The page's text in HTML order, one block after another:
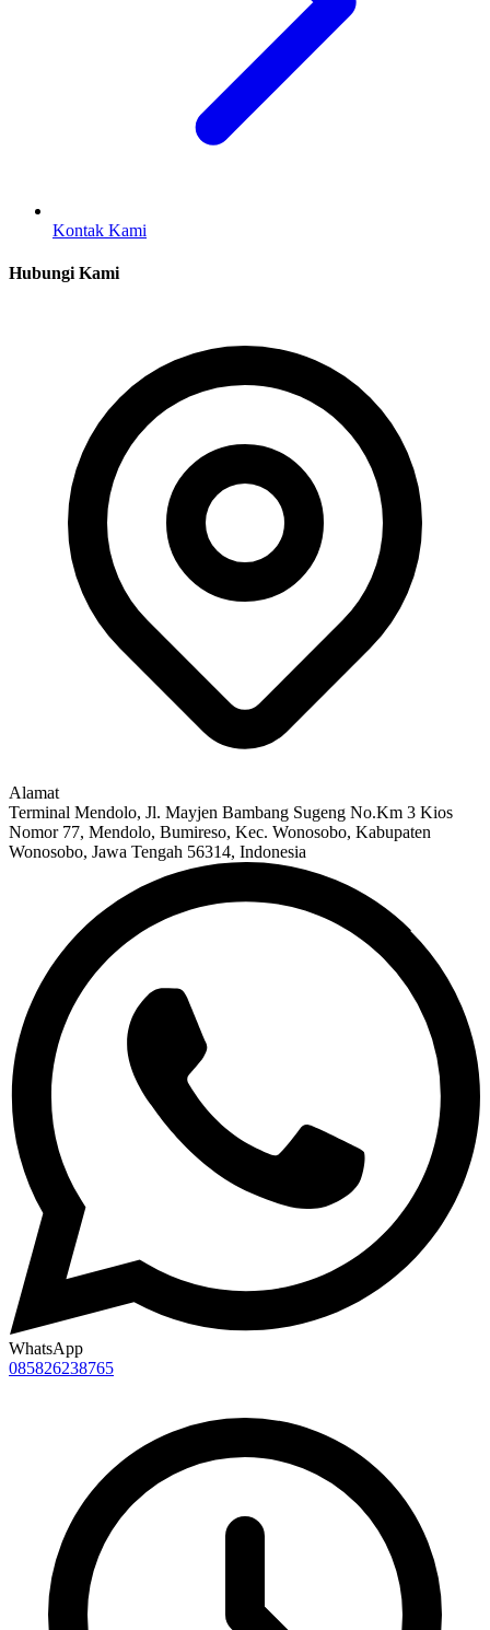
Kontak Kami
Hubungi Kami
Alamat
Terminal Mendolo, Jl. Mayjen Bambang Sugeng No.Km 3 Kios
Nomor 77, Mendolo, Bumireso, Kec. Wonosobo, Kabupaten
Wonosobo, Jawa Tengah 56314, Indonesia
WhatsApp
085826238765